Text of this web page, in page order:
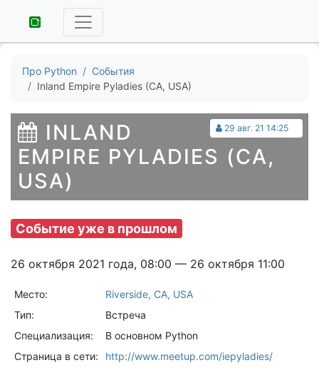
Про Python
События
Inland Empire Pyladies (CA, USA)
29 авг. 21 14:25
INLAND
EMPIRE PYLADIES (CA,
USA)
Событие уже в прошлом
26 октября 2021 года, 08:00 — 26 октября 11:00
Место:
Riverside, CA, USA
Тип:
Встреча
Специализация:
В основном Python
Страница в сети:
http://www.meetup.com/iepyladies/